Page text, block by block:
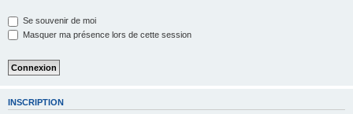
Se souvenir de moi
Masquer ma présence lors de cette session
INSCRIPTION